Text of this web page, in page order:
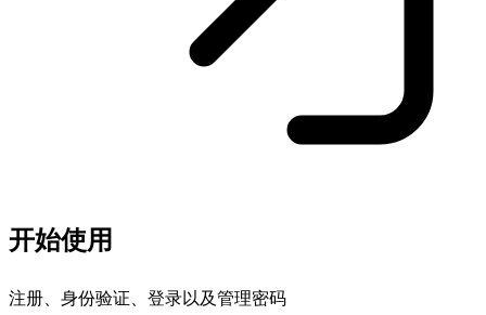
开始使用
注册、身份验证、登录以及管理密码